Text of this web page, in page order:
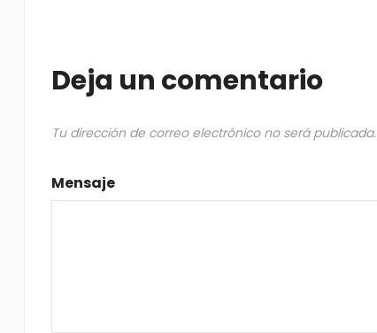
Deja un comentario
Tu dirección de correo electrónico no será publicada.
Mensaje